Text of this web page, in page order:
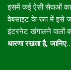
इसमें कई ऐसी सेवाओं का
वेबसाइट के रूप में इसे
इंटरनेट खंगालने वालों
धारणा रखता है,